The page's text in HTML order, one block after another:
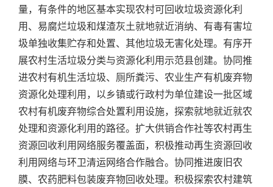
量，有条件的地区基本实现农村可回收垃圾资源化利
用、易腐烂垃圾和煤渣灰土就地就近消纳、有毒有害垃
圾单独收集贮存和处置、其他垃圾无害化处理。有序开
展农村生活垃圾分类与资源化利用示范县创建。协同推
进农村有机生活垃圾、厕所粪污、农业生产有机废弃物
资源化处理利用，以乡镇或行政村为单位建设一批区域
农村有机废弃物综合处置利用设施，探索就地就近就农
处理和资源化利用的路径。扩大供销合作社等农村再生
资源回收利用网络服务覆盖面，积极推动再生资源回收
利用网络与环卫清运网络合作融合。协同推进废旧农
膜、农药肥料包装废弃物回收处理。积极探索农村建筑